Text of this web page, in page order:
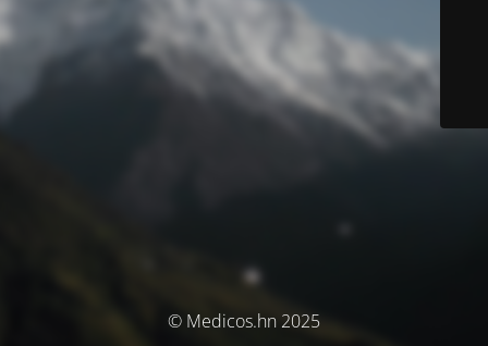
© Medicos.hn 2025